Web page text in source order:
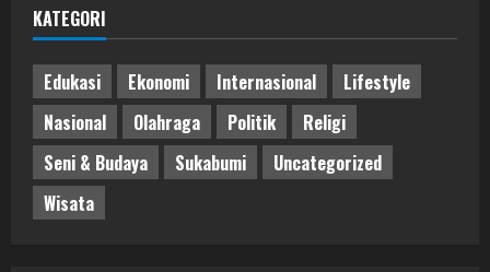
KATEGORI
Edukasi Ekonomi Internasional
Lifestyle
Nasional
Olahraga Politik
Religi
Seni & Budaya
Sukabumi
Uncategorized
Wisata